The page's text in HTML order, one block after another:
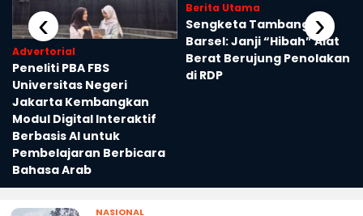
Advertorial
Peneliti PBA FBS
Universitas Negeri
Jakarta Kembangkan
Modul Digital Interaktif
Berbasis AI untuk
Pembelajaran Berbicara
Bahasa Arab
Berita Utama
Sengketa Tambang
Barsel: Janji “Hibah” Alat
Berat Berujung Penolakan
di RDP
‹ ›
NASIONAL